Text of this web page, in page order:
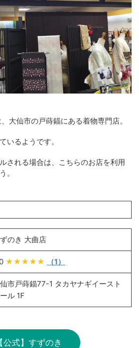
大仙市の戸蒔錨にある着物専門店。
いるようです。
される場合は、こちらのお店を利用
。
のき 大曲店
★★★★★ （1）
市戸蒔錨77-1 タカヤナギイースト
ル 1F
【公式】すずのき